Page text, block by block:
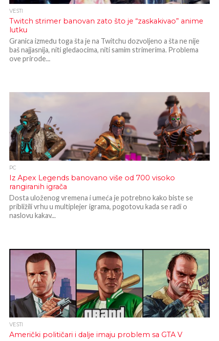
VESTI
Twitch strimer banovan zato što je “zaskakivao” anime
lutku
Granica između toga šta je na Twitchu dozvoljeno a šta ne nije
baš najjasnija, niti gledaocima, niti samim strimerima. Problema
ove prirode...
PC
Iz Apex Legends banovano više od 700 visoko
rangiranih igrača
Dosta uloženog vremena i umeća je potrebno kako biste se
približili vrhu u multiplejer igrama, pogotovu kada se radi o
naslovu kakav...
VESTI
Američki političari i dalje imaju problem sa GTA V